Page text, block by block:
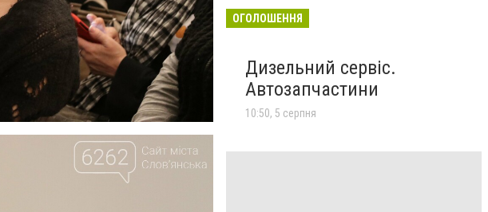
ОГОЛОШЕННЯ
Дизельний сервіс.
Автозапчастини
10:50, 5 серпня